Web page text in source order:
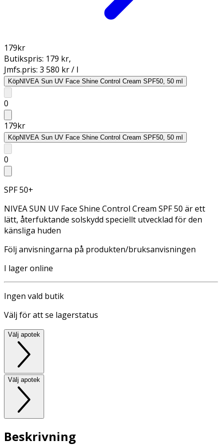
179kr
Butikspris: 179 kr,
Jmfs.pris: 3 580 kr / l
KöpNIVEA Sun UV Face Shine Control Cream SPF50, 50 ml
0
179kr
KöpNIVEA Sun UV Face Shine Control Cream SPF50, 50 ml
0
SPF 50+
NIVEA SUN UV Face Shine Control Cream SPF 50 är ett
lätt, återfuktande solskydd speciellt utvecklad för den
känsliga huden
Följ anvisningarna på produkten/bruksanvisningen
I lager online
Ingen vald butik
Välj för att se lagerstatus
Välj apotek
Välj apotek
Beskrivning